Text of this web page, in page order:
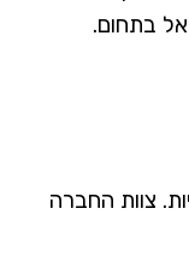
בתחום.
צוות החברה